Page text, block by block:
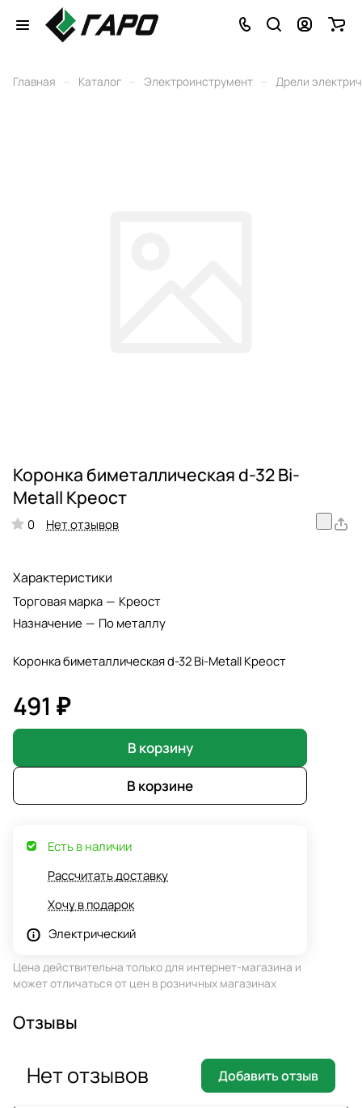
Главная – Каталог – Электроинструмент – Дрели
Коронка биметаллическая d-32 Bi-
Metall Креост
0 Нет отзывов
Характеристики
Торговая марка — Креост
Назначение — По металлу
Коронка биметаллическая d-32 Bi-Metall Креост
491 ₽
В корзину
В корзине
Есть в наличии
Рассчитать доставку
Хочу в подарок
Электрический
Цена действительна только для интернет-магазина и
может отличаться от цен в розничных магазинах
Отзывы
Нет отзывов Добавить отзыв